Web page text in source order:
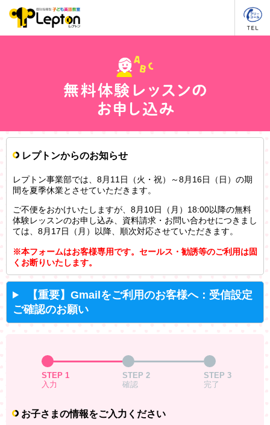
レプトンからのお知らせ
レプトン事業部では、8月11日（火・祝）～8月16日（日）の期
間を夏季休業とさせていただきます。
ご不便をおかけいたしますが、8月10日（月）18:00以降の無料
体験レッスンのお申し込み、資料請求・お問い合わせにつきまし
ては、8月17日（月）以降、順次対応させていただきます。
※本フォームはお客様専用です。セールス・勧誘等のご利用は固
くお断りいたします。
【重要】Gmailをご利用のお客様へ：受信設定
ご確認のお願い
STEP 1
入力
STEP 2
確認
STEP 3
完了
お子さまの情報をご入力ください